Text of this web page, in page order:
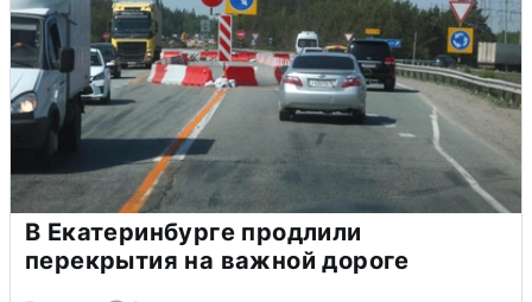
В Екатеринбурге продлили
перекрытия на важной дороге